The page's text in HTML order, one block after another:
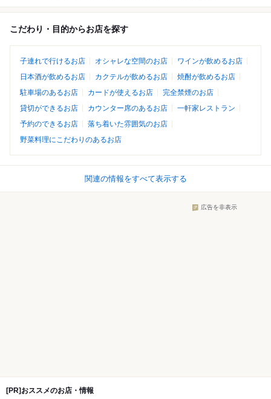
こだわり・目的からお店を探す
子連れで行けるお店 オシャレな空間のお店
ワインが飲めるお店
日本酒が飲めるお店
カクテルが飲めるお店
焼酎が飲めるお店
駐車場のあるお店
カードが使えるお店
完全禁煙のお店
貸切ができるお店
カウンター席のあるお店
一軒家レストラン
予約のできるお店
落ち着いた雰囲気のお店
野菜料理にこだわりのあるお店
関連の情報をすべて表示する
広告を非表示
[PR]おススメのお店・情報